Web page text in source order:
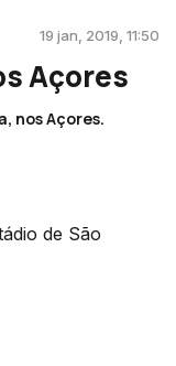
19 jan, 2019, 11:50
Açores
nos Açores.
de São